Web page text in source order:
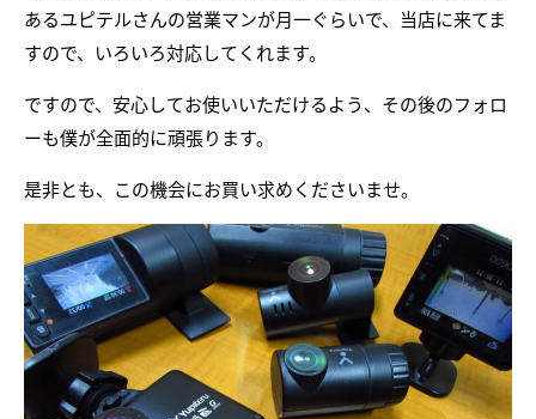
あるユピテルさんの営業マンが月一ぐらいで、当店に来てま
すので、いろいろ対応してくれます。
ですので、安心してお使いいただけるよう、その後のフォロ
ーも僕が全面的に頑張ります。
是非とも、この機会にお買い求めくださいませ。